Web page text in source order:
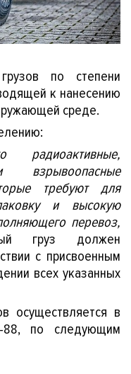
по степени
к нанесению
среде.
взрывоопасные
требуют для
и высокую
перевоз,
груз должен
с присвоенным
всех указанных
осуществляется в
88, по следующим